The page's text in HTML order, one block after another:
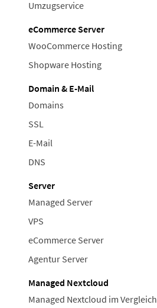
Umzugservice
eCommerce Server
WooCommerce Hosting
Shopware Hosting
Domain & E-Mail
Domains
SSL
E-Mail
DNS
Server
Managed Server
VPS
eCommerce Server
Agentur Server
Managed Nextcloud
Managed Nextcloud im Vergleich